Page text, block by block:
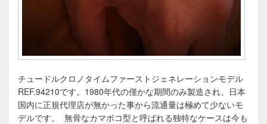
チュードルクロノタイムファーストジェネレーションモデル
REF.94210です。1980年代の僅かな期間のみ製造され、日本
国内に正規代理店が無かった事から流通量は極めて少ないモ
デルです。 無骨なカマボコ型と呼ばれる独特なケースは今も